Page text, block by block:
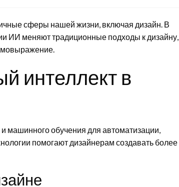
сферы нашей жизни, включая дизайн. В
ИИ меняют традиционные подходы к дизайну,
интеллект в
машинного обучения для автоматизации,
помогают дизайнерам создавать более